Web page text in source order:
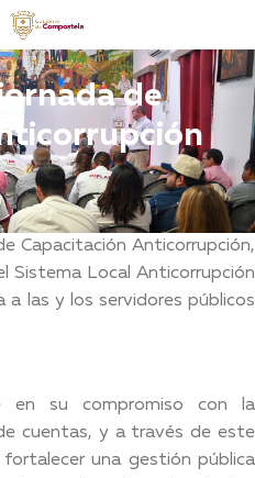
de
Capacitación Anticorrupción,
Sistema Local Anticorrupción
a las y los servidores públicos
en su compromiso con la
cuentas, y a través de este
una gestión pública